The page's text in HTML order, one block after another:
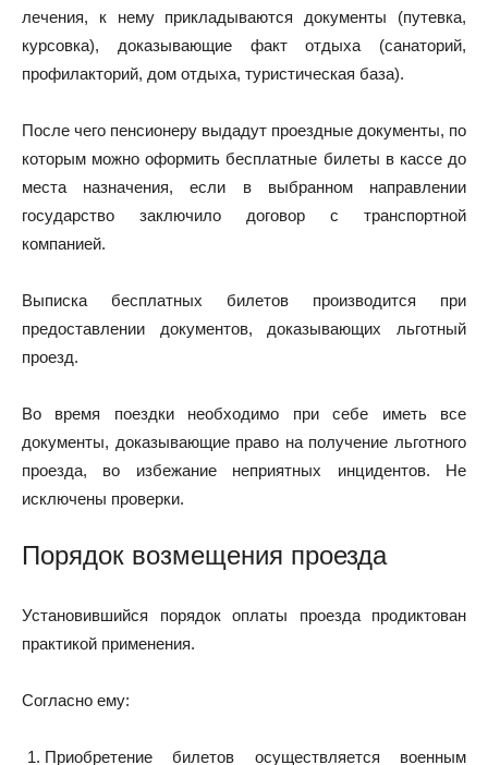
лечения, к нему прикладываются документы (путевка,
курсовка), доказывающие факт отдыха (санаторий,
профилакторий, дом отдыха, туристическая база).
После чего пенсионеру выдадут проездные документы, по
которым можно оформить бесплатные билеты в кассе до
места назначения, если в выбранном направлении
государство заключило договор с транспортной
компанией.
Выписка бесплатных билетов производится при
предоставлении документов, доказывающих льготный
проезд.
Во время поездки необходимо при себе иметь все
документы, доказывающие право на получение льготного
проезда, во избежание неприятных инцидентов. Не
исключены проверки.
Порядок возмещения проезда
Установившийся порядок оплаты проезда продиктован
практикой применения.
Согласно ему:
Приобретение билетов осуществляется военным